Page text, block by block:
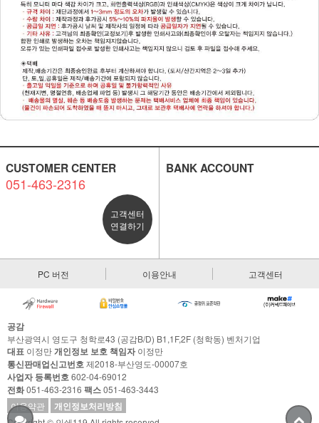
CUSTOMER CENTER
051-463-2316
고객센터
연결하기
BANK ACCOUNT
PC 버전 이용안내 고객센터
공감
부산광역시 영도구 청학로43 (공감B/D) B1,1F,2F (청학동) 벤처기업
대표 이정만개인정보 보호 책임자이정만
통신판매업신고번호제2018-부산영도-00007호
사업자 등록번호602-04-69012
전화051-463-2316 팩스051-463-3443
이용약관
개인정보처리방침